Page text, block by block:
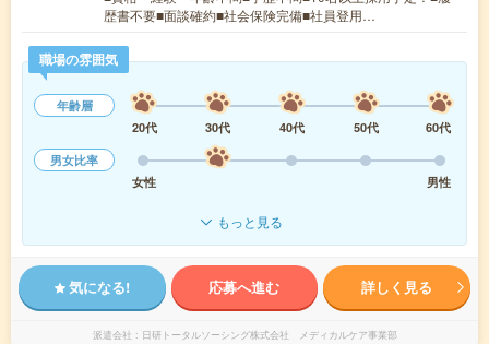
歴書不要■面談確約■社会保険完備■社員登用…
職場の雰囲気
年齢層
20代
30代 40代 50代
60代
男女比率
女性
男性
もっと見る
気になる! 応募へ進む 詳しく見る
派遣会社 日研トータルソーシング株式会社 メディカルケア事業部